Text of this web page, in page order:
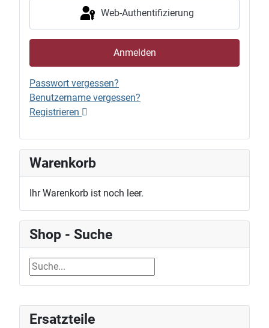
Ersatzteile
Web-Authentifizierung
Anmelden
Passwort vergessen?
Benutzername vergessen?
Registrieren
Warenkorb
Ihr Warenkorb ist noch leer.
Shop - Suche